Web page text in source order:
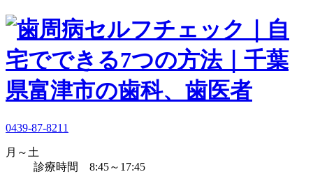
0439-87-8211
月～土
診療時間 8:45～17:45